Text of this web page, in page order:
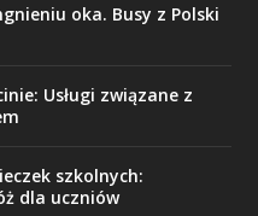
oka. Busy z Polski
Usługi związane z
szkolnych:
dla uczniów